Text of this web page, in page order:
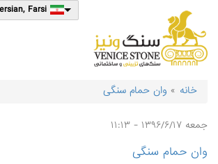
محتوای
اصلی
Select
your
Farsi
خانه وان حمام سنگی
جمعه ۱۳۹۶/۶/۱۷ - ۱۱:۱۳
وان حمام سنگی